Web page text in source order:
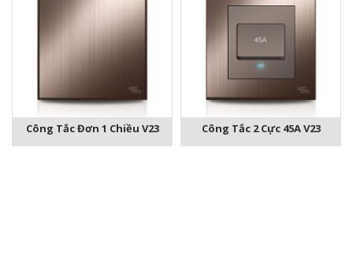
Công Tắc Đơn 1 Chiều V23 Công Tắc 2 Cực 45A V23